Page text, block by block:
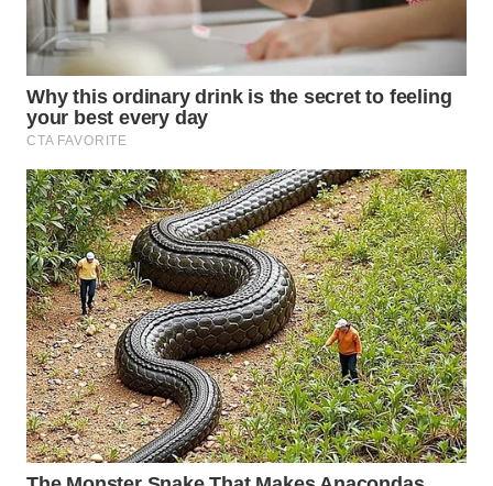
SUKABUMI
WN
PURWAKARTA
PRIANGAN
TIMUR
WN
SEMARANG
WN
SOLO
WN
BOROBUDUR